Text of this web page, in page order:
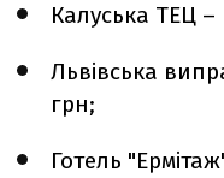
Калуська ТЕЦ
Львівська
грн;
Готель